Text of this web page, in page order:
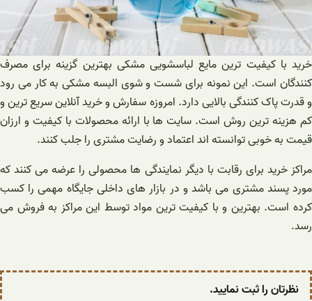
خرید با کیفیت ترین مایع لباسشویی مشکی بهترین گزینه برای مصرف
کنندگان است. این نمونه برای شست و شوی البسه مشکی به کار می رود
و قدرت پاک کنندگی بالایی دارد. امروزه سفارش و خرید آنلاین سریع ترین و
کم هزینه ترین روش است. سایت ها با ارائه محصولات با کیفیت و ارزان
قیمت به خوبی توانسته اند اعتماد و رضایت مشتری را جلب کنند.
مراکز خرید برای رقابت با دیگر نمایندگی ها محصولی را عرضه می کنند که
مورد پسند مشتری می باشد و در بازار های داخلی جایگاه مهمی را کسب
کرده است. بهترین و با کیفیت ترین مواد توسط این مراکز به فروش می
رسد.
نظرتان را ثبت نمایید.